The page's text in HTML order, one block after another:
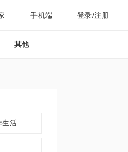
手机端 登录/注册
其他
生活